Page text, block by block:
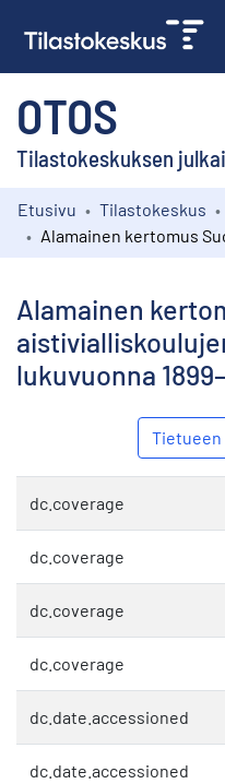
OTOS
Tilastokeskuksen
Kokoelmat
Etusivu Tilastokeskus
Alamainen
lukuvuonna
dc.coverage
dc.coverage
dc.coverage
dc.coverage
dc.date.accessioned
dc.date.accessioned